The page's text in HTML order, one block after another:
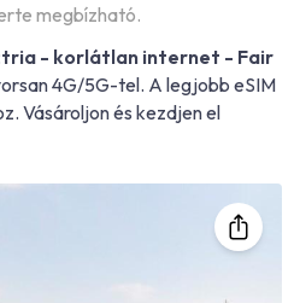
megbízható.
- korlátlan internet - Fair
4G/5G-tel. A legjobb eSIM
Vásároljon és kezdjen el